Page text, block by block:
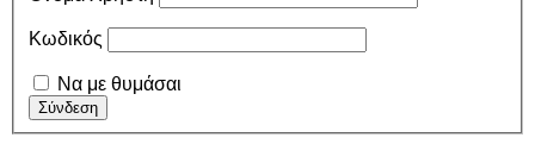
Κωδικός
Να με θυμάσαι